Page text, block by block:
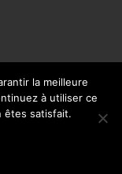
la meilleure
à utiliser ce
êtes satisfait.